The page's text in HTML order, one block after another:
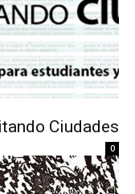
Ciudades
0